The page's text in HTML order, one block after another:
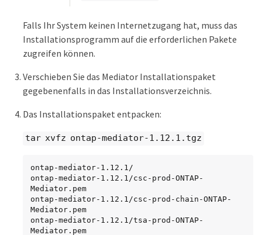
Falls Ihr System keinen Internetzugang hat, muss das
Installationsprogramm auf die erforderlichen Pakete
zugreifen können.
Verschieben Sie das Mediator Installationspaket
gegebenenfalls in das Installationsverzeichnis.
Das Installationspaket entpacken:
tar xvfz ontap-mediator-1.12.1.tgz
ontap-mediator-1.12.1/
ontap-mediator-1.12.1/csc-prod-ONTAP-
Mediator.pem
ontap-mediator-1.12.1/csc-prod-chain-ONTAP-
Mediator.pem
ontap-mediator-1.12.1/tsa-prod-ONTAP-
Mediator.pem